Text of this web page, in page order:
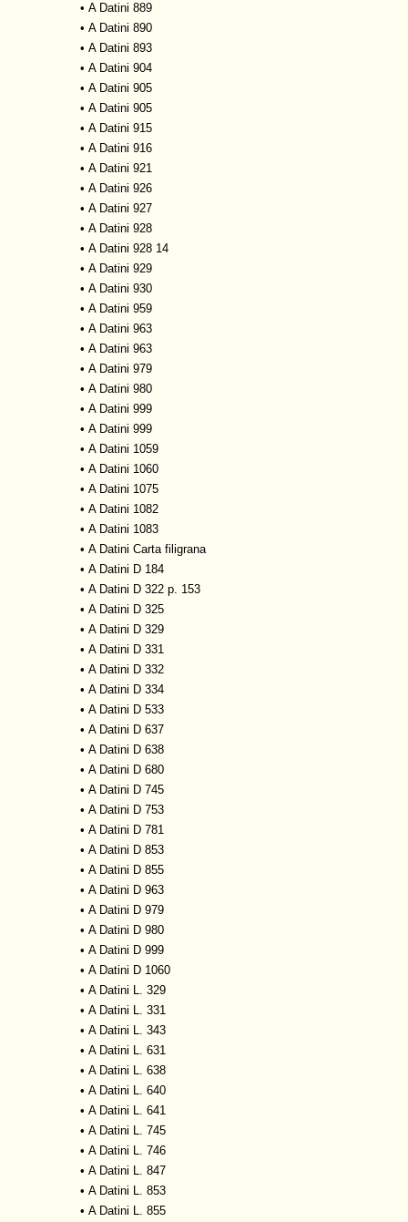
• A Datini 889
• A Datini 890
• A Datini 893
• A Datini 904
• A Datini 905
• A Datini 905
• A Datini 915
• A Datini 916
• A Datini 921
• A Datini 926
• A Datini 927
• A Datini 928
• A Datini 928 14
• A Datini 929
• A Datini 930
• A Datini 959
• A Datini 963
• A Datini 963
• A Datini 979
• A Datini 980
• A Datini 999
• A Datini 999
• A Datini 1059
• A Datini 1060
• A Datini 1075
• A Datini 1082
• A Datini 1083
• A Datini Carta filigrana
• A Datini D 184
• A Datini D 322 p. 153
• A Datini D 325
• A Datini D 329
• A Datini D 331
• A Datini D 332
• A Datini D 334
• A Datini D 533
• A Datini D 637
• A Datini D 638
• A Datini D 680
• A Datini D 745
• A Datini D 753
• A Datini D 781
• A Datini D 853
• A Datini D 855
• A Datini D 963
• A Datini D 979
• A Datini D 980
• A Datini D 999
• A Datini D 1060
• A Datini L. 329
• A Datini L. 331
• A Datini L. 343
• A Datini L. 631
• A Datini L. 638
• A Datini L. 640
• A Datini L. 641
• A Datini L. 745
• A Datini L. 746
• A Datini L. 847
• A Datini L. 853
• A Datini L. 855